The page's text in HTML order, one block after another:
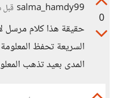
0
salma_hamdy99
حقيقة هذا كلام مرسل
السريعة تحفظ
المدى بعيد تذهب